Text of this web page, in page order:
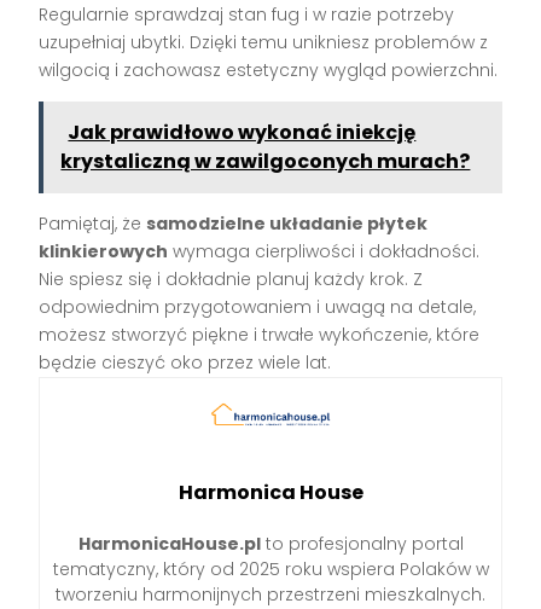
Regularnie sprawdzaj stan fug i w razie potrzeby
uzupełniaj ubytki. Dzięki temu unikniesz problemów z
wilgocią i zachowasz estetyczny wygląd powierzchni.
Jak prawidłowo wykonać iniekcję
krystaliczną w zawilgoconych murach?
Pamiętaj, że samodzielne układanie płytek
klinkierowych wymaga cierpliwości i dokładności.
Nie spiesz się i dokładnie planuj każdy krok. Z
odpowiednim przygotowaniem i uwagą na detale,
możesz stworzyć piękne i trwałe wykończenie, które
będzie cieszyć oko przez wiele lat.
Harmonica House
HarmonicaHouse.plto profesjonalny portal
tematyczny, który od 2025 roku wspiera Polaków w
tworzeniu harmonijnych przestrzeni mieszkalnych.